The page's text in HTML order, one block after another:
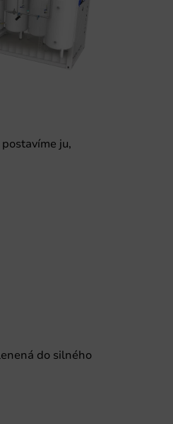
ju,
do silného